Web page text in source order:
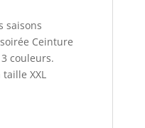
saisons
Ceinture
couleurs.
XXL